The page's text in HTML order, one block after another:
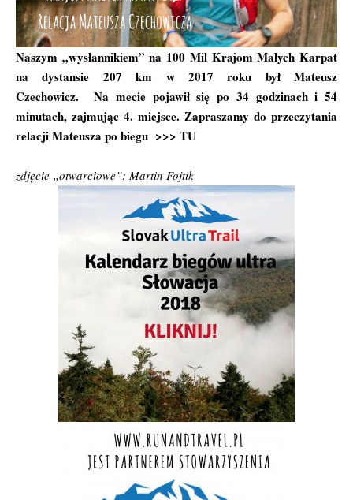
Naszym „wysłannikiem” na 100 Mil Krajom Malych Karpat
na dystansie 207 km w 2017 roku był Mateusz
Czechowicz. Na mecie pojawił się po 34 godzinach i 54
minutach, zajmując 4. miejsce. Zapraszamy do przeczytania
relacji Mateusza po biegu >>> TU
zdjęcie „otwarciowe”: Martin Fojtik